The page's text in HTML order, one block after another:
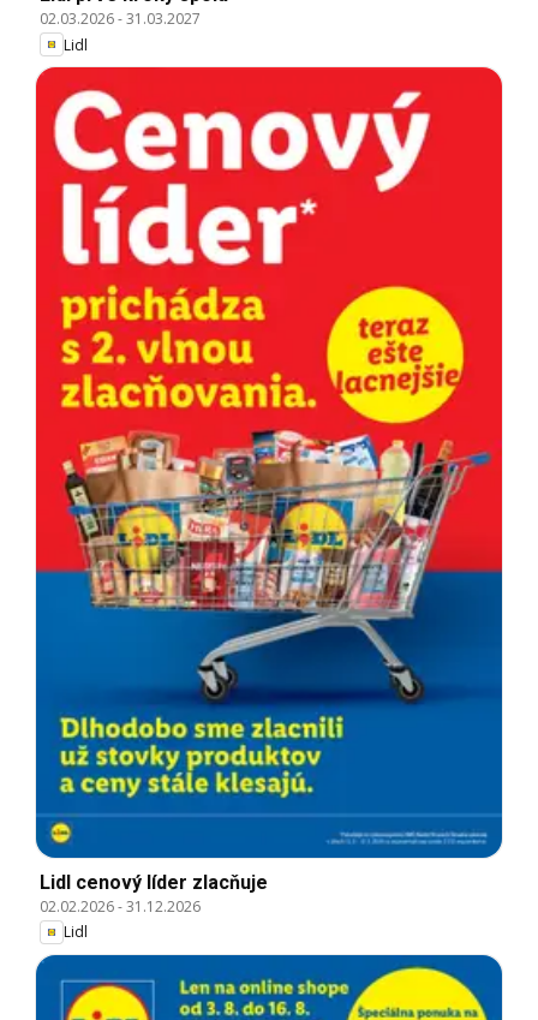
02.03.2026-31.03.2027
Lidl
Lidl cenový líder zlacňuje
02.02.2026-31.12.2026
Lidl